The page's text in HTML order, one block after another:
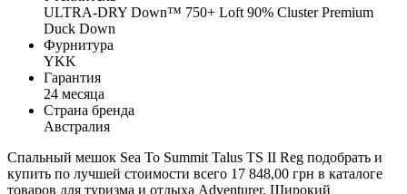
ULTRA-DRY Down™ 750+ Loft 90% Cluster Premium
Duck Down
Фурнитура
YKK
Гарантия
24 месяца
Страна бренда
Австралия
Спальный мешок Sea To Summit Talus TS II Reg подобрать и
купить по лучшей стоимости всего 17 848,00 грн в каталоге
товаров для туризма и отдыха Adventurer. Широкий